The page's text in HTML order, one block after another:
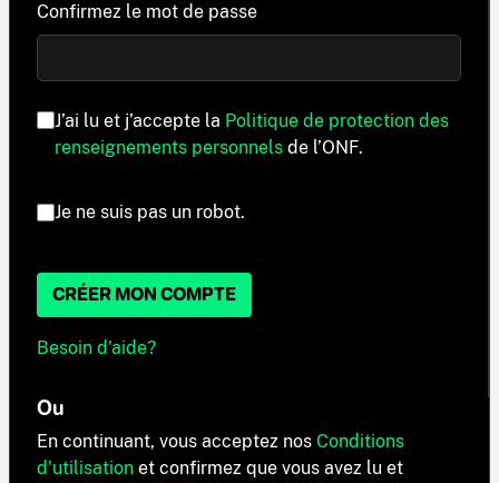
Confirmez le mot de passe
J’ai lu et j’accepte la Politique de protection des
renseignements personnels de l’ONF.
Je ne suis pas un robot.
CRÉER MON COMPTE
Besoin d'aide?
Ou
En continuant, vous acceptez nos Conditions
d'utilisation et confirmez que vous avez lu et